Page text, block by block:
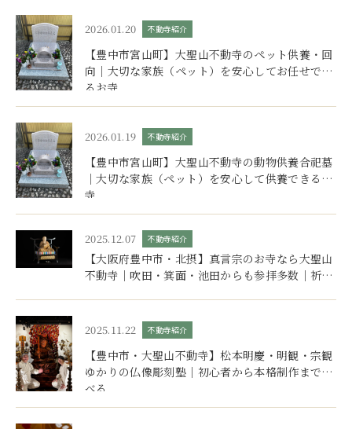
2026.01.20 不動寺紹介
【豊中市宮山町】大聖山不動寺のペット供養・回
向｜大切な家族（ペット）を安心してお任せでき
るお寺
2026.01.19 不動寺紹介
【豊中市宮山町】大聖山不動寺の動物供養合祀墓
｜大切な家族（ペット）を安心して供養できるお
寺
2025.12.07 不動寺紹介
【大阪府豊中市・北摂】真言宗のお寺なら大聖山
不動寺｜吹田・箕面・池田からも参拝多数｜祈
2025.11.22 不動寺紹介
【豊中市・大聖山不動寺】松本明慶・明観・宗観
ゆかりの仏像彫刻塾｜初心者から本格制作まで学
べる